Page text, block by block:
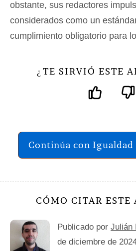
obstante, sus redactores
considerados como un
cumplimiento obligatorio para
¿ TE SIRVIÓ ESTE
Continúa con
CÓMO CITAR ESTE
Publicado por Julián
de diciembre de